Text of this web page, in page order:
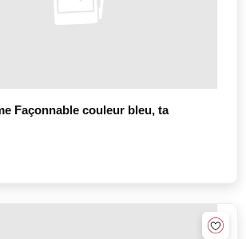
Façonnable couleur bleu, ta